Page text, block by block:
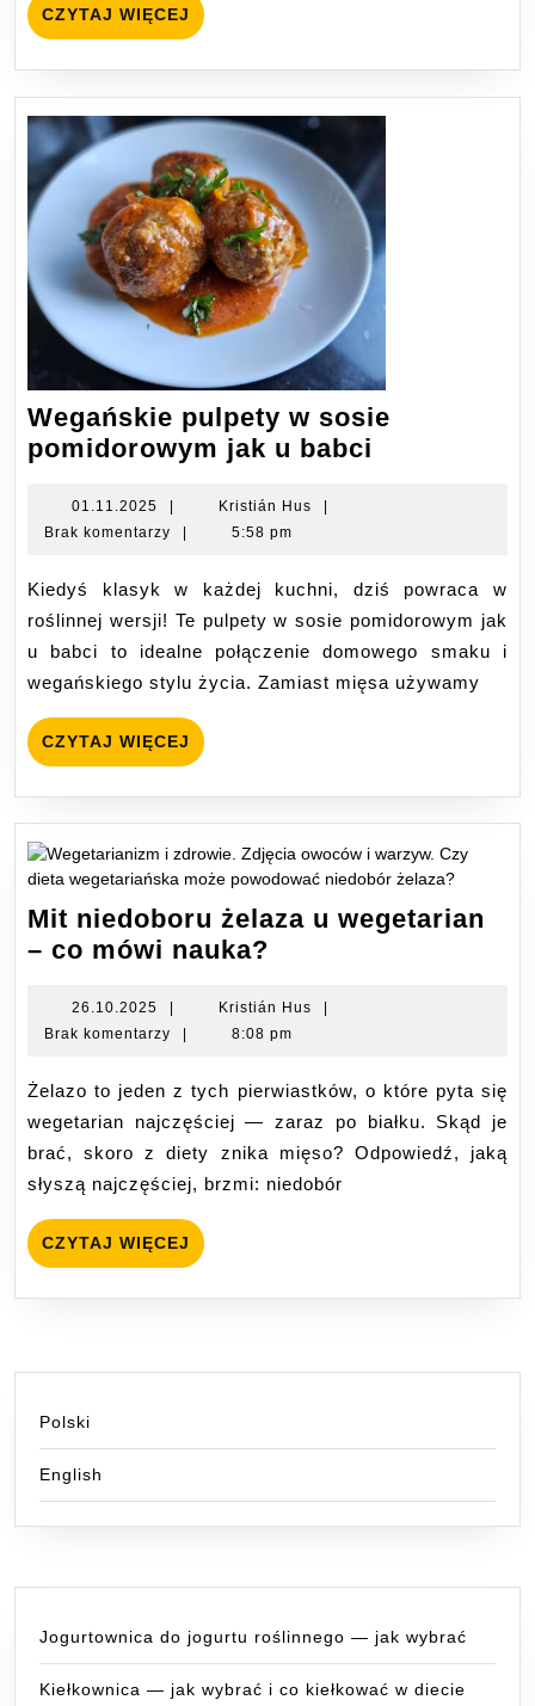
CZYTAJ WIĘCEJ CZYTAJ
WIĘCEJ
Wegańskie pulpety w sosie
pomidorowym jak u babci
jak
u
babci
01.11.2025 01.11.2025
| Kristián Hus
Kristián
|
Brak komentarzy
| 5:58 pm
Kiedyś klasyk w każdej kuchni, dziś powraca w
roślinnej wersji! Te pulpety w sosie pomidorowym jak
u babci to idealne połączenie domowego smaku i
wegańskiego stylu życia. Zamiast mięsa używamy
CZYTAJ WIĘCEJ CZYTAJ
WIĘCEJ
Mit niedoboru żelaza u wegetarian
– co mówi nauka?
żelaza
u
–
co
mówi
nauka?
26.10.2025 26.10.2025
| Kristián Hus
Kristián
|
Brak komentarzy
| 8:08 pm
Żelazo to jeden z tych pierwiastków, o które pyta się
wegetarian najczęściej — zaraz po białku. Skąd je
brać, skoro z diety znika mięso? Odpowiedź, jaką
słyszą najczęściej, brzmi: niedobór
CZYTAJ WIĘCEJ CZYTAJ
WIĘCEJ
Polski
English
Jogurtownica do jogurtu roślinnego — jak wybrać
Kiełkownica — jak wybrać i co kiełkować w diecie